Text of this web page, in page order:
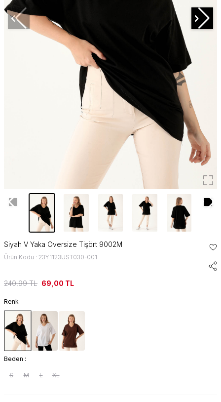
Siyah V Yaka Oversize Tişört 9002M
Ürün Kodu : 23Y1123UST030-001
240,99TL 69,00 TL
Renk
Beden :
S M L XL